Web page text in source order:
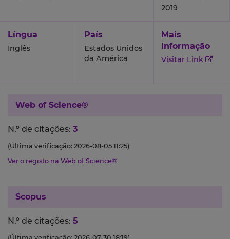
2019
Língua
Inglês
País
Estados Unidos
da América
Mais
Informação
Visitar Link
Web of Science®
N.º de citações: 3
(Última verificação: 2026-08-05 11:25)
Ver o registo na Web of Science®
Scopus
N.º de citações: 5